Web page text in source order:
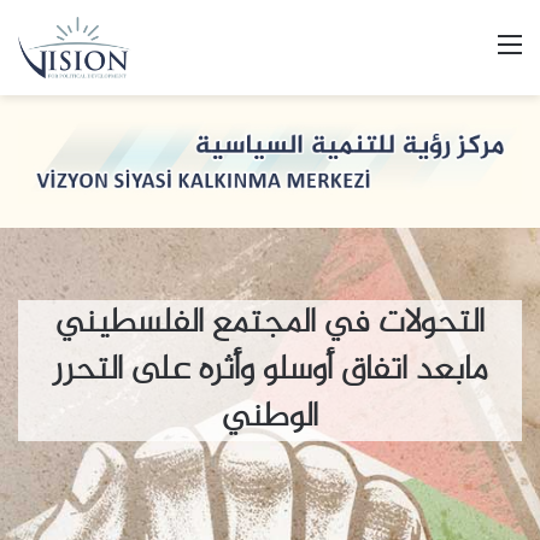
القائمة
التحولات في المجتمع الفلسطيني
مابعد اتفاق أوسلو وأثره على التحرر
الوطني